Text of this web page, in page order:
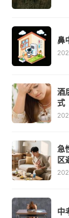
鼻
酒
式
急
区
中